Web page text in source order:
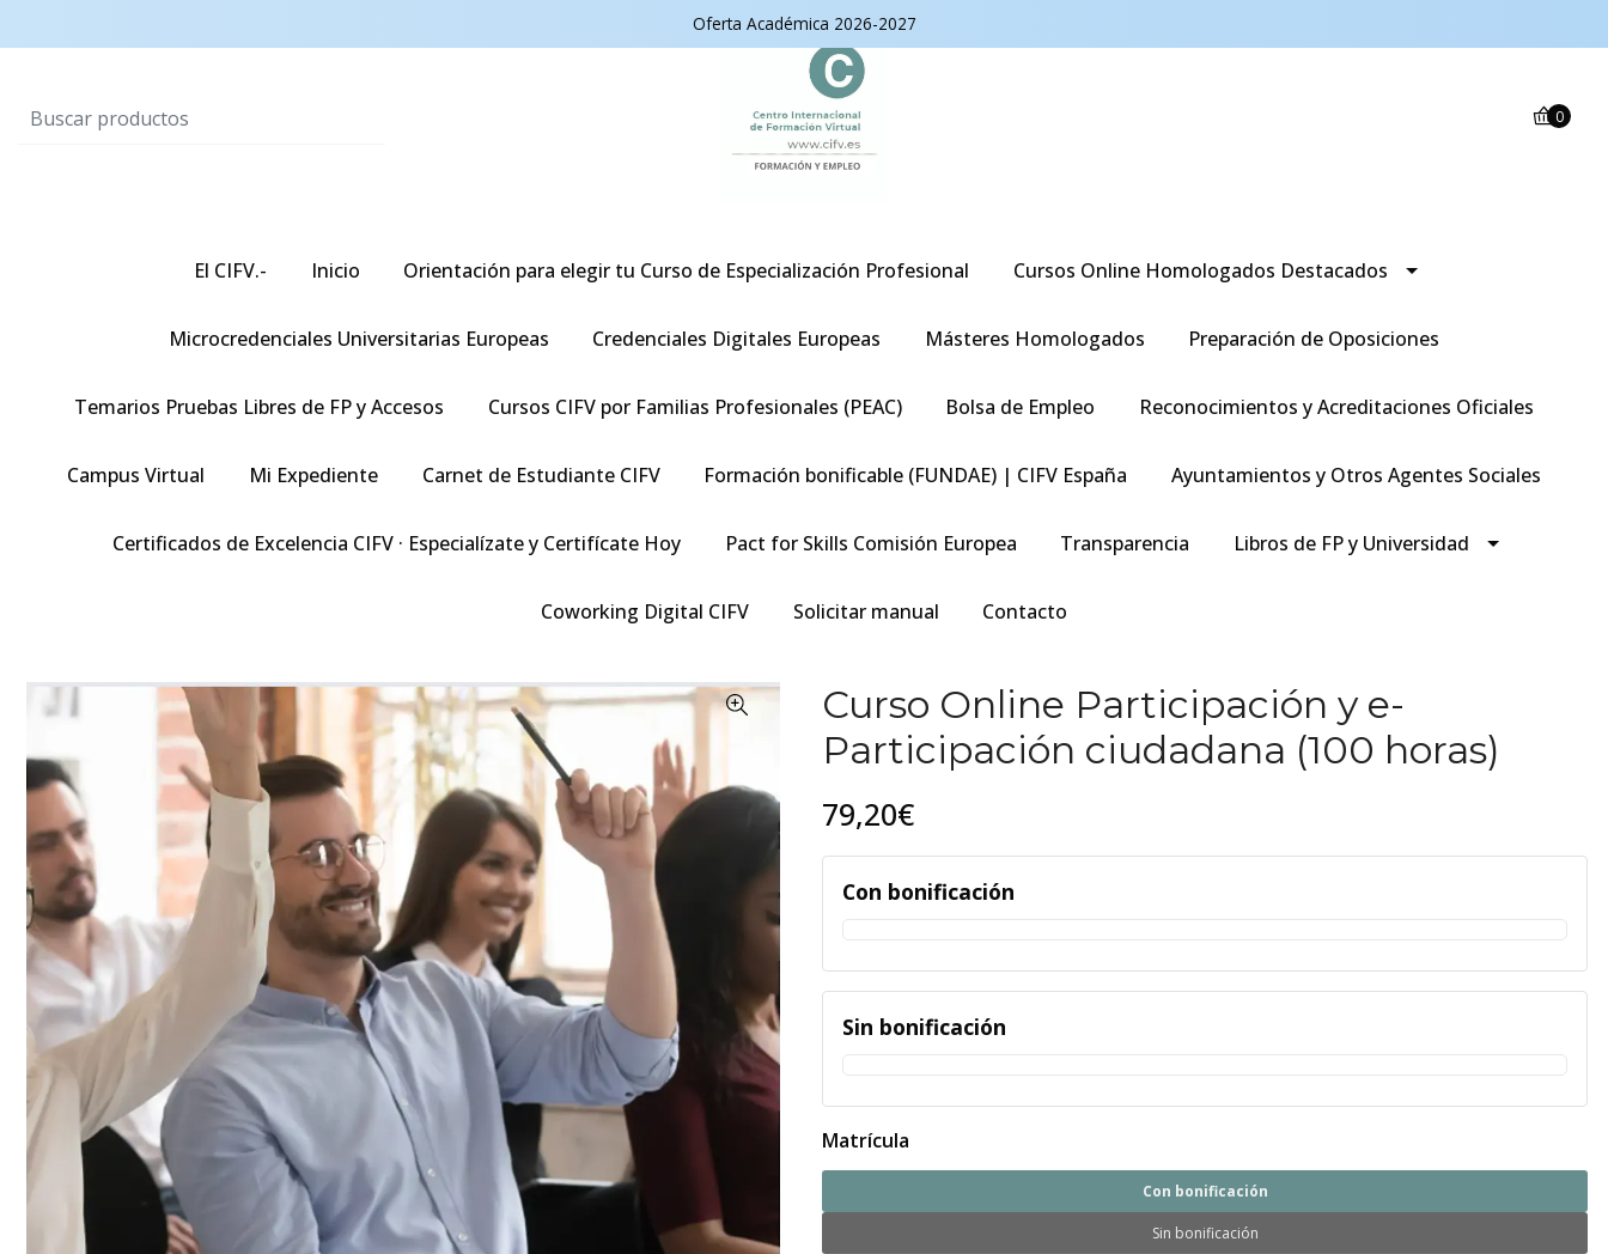
Oferta Académica 2026-2027
0
El CIFV.- Inicio Orientación para elegir tu Curso de Especialización Profesional Cursos Online Homologados Destacados
Microcredenciales Universitarias Europeas Credenciales Digitales Europeas Másteres Homologados Preparación de Oposiciones
Temarios Pruebas Libres de FP y Accesos Cursos CIFV por Familias Profesionales (PEAC) Bolsa de Empleo Reconocimientos y Acreditaciones Oficiales
Campus Virtual Mi Expediente Carnet de Estudiante CIFV Formación bonificable (FUNDAE) | CIFV España Ayuntamientos y Otros Agentes Sociales
Certificados de Excelencia CIFV · Especialízate y Certifícate Hoy Pact for Skills Comisión Europea Transparencia Libros de FP y Universidad
Coworking Digital CIFV Solicitar manual Contacto
Curso Online Participación y e-
Participación ciudadana (100 horas)
79,20€
Con bonificación
Sin bonificación
Matrícula
Con bonificación
Sin bonificación